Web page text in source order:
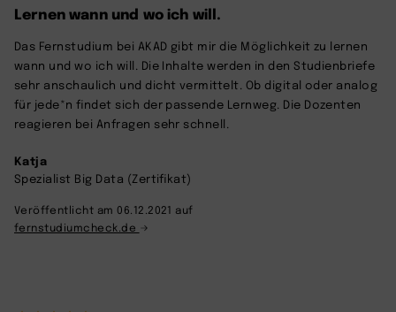
Lernen wann und wo ich will.
Das Fernstudium bei AKAD gibt mir die Möglichkeit zu lernen
wann und wo ich will. Die Inhalte werden in den Studienbriefe
sehr anschaulich und dicht vermittelt. Ob digital oder analog
für jede*n findet sich der passende Lernweg. Die Dozenten
reagieren bei Anfragen sehr schnell.
Katja
Spezialist Big Data (Zertifikat)
Veröffentlicht am 06.12.2021 auf
fernstudiumcheck.de